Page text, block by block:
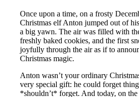
Once upon a time, on a frosty
Christmas elf Anton jumped out of
a big yawn. The air was filled with
freshly baked cookies, and the first
joyfully through the air as if to
Christmas magic.
Anton wasn’t your ordinary
very special gift: he could forget
*shouldn’t* forget. And today, on